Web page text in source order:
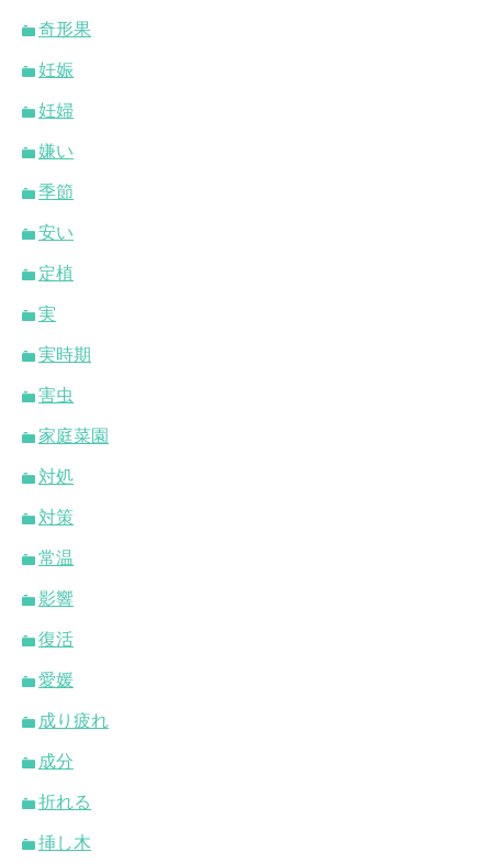
奇形果
妊娠
妊婦
嫌い
季節
安い
定植
実
実時期
害虫
家庭菜園
対処
対策
常温
影響
復活
愛媛
成り疲れ
成分
折れる
挿し木